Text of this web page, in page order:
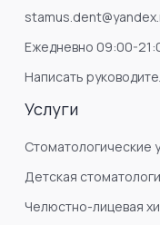
Ежедневно 09:00-
Написать
Услуги
Стоматологические
Детская
Челюстно-лицевая